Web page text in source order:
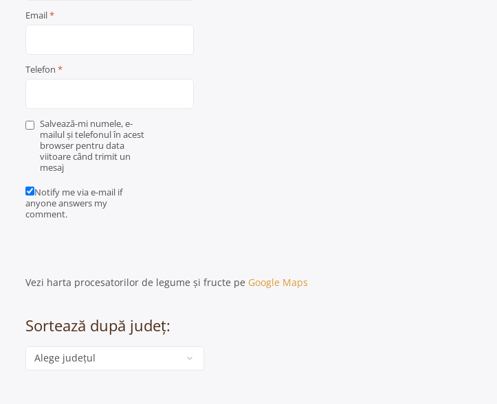
Email*
Telefon *
Salvează-mi numele, e-
mailul și telefonul în acest
browser pentru data
viitoare când trimit un
mesaj
Notify me via e-mail if
anyone answers my
comment.
Vezi harta procesatorilor de legume și fructe pe Google Maps
Sortează după județ:
Categorie